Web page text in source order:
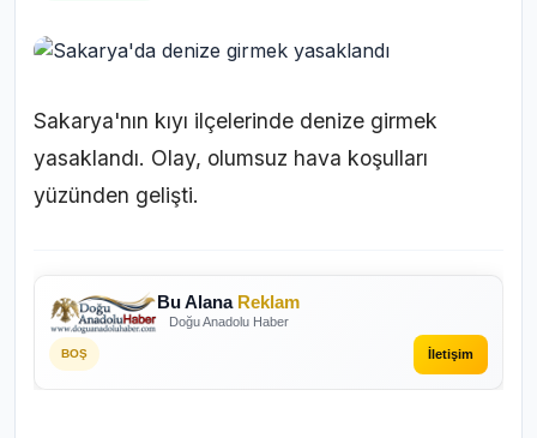
Sakarya'nın kıyı ilçelerinde denize girmek
yasaklandı. Olay, olumsuz hava koşulları
yüzünden gelişti.
Bu Alana Reklam
Doğu Anadolu Haber
BOŞ İletişim